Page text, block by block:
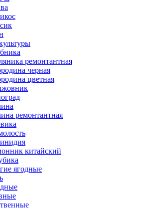
ремонтантная
черная
цветная
ремонтантная
китайский
ягодные